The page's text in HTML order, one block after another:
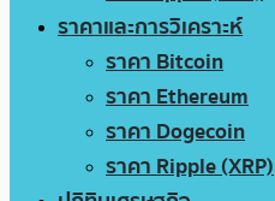
ราคาและการวิเคราะห์
ราคา Bitcoin
ราคา Ethereum
ราคา Dogecoin
ราคา Ripple (XRP)